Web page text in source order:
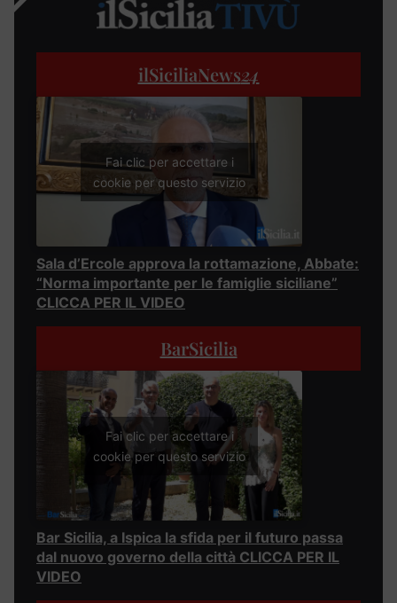
ilSiciliaNews24
Fai clic per accettare i
cookie per questo servizio
Sala d’Ercole approva la rottamazione, Abbate:
“Norma importante per le famiglie siciliane”
CLICCA PER IL VIDEO
BarSicilia
Fai clic per accettare i
cookie per questo servizio
Bar Sicilia, a Ispica la sfida per il futuro passa
dal nuovo governo della città CLICCA PER IL
VIDEO